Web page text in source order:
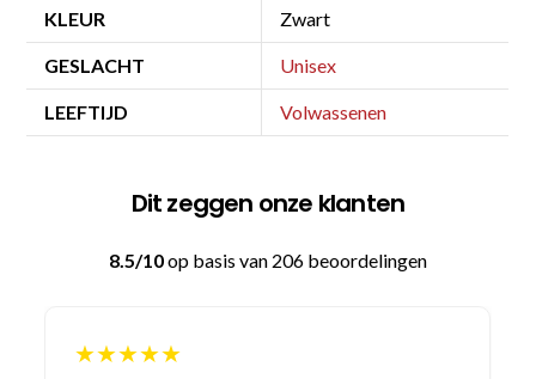
KLEUR Zwart
GESLACHT Unisex
LEEFTIJD Volwassenen
Dit zeggen onze klanten
8.5/10op basis van 206 beoordelingen
★★★★★